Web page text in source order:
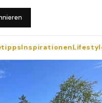
Inspirationen